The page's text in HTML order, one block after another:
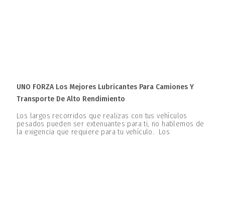
UNO FORZA Los Mejores Lubricantes Para Camiones Y
Transporte De Alto Rendimiento
Los largos recorridos que realizas con tus vehículos
pesados pueden ser extenuantes para ti, no hablemos de
la exigencia que requiere para tu vehículo. Los